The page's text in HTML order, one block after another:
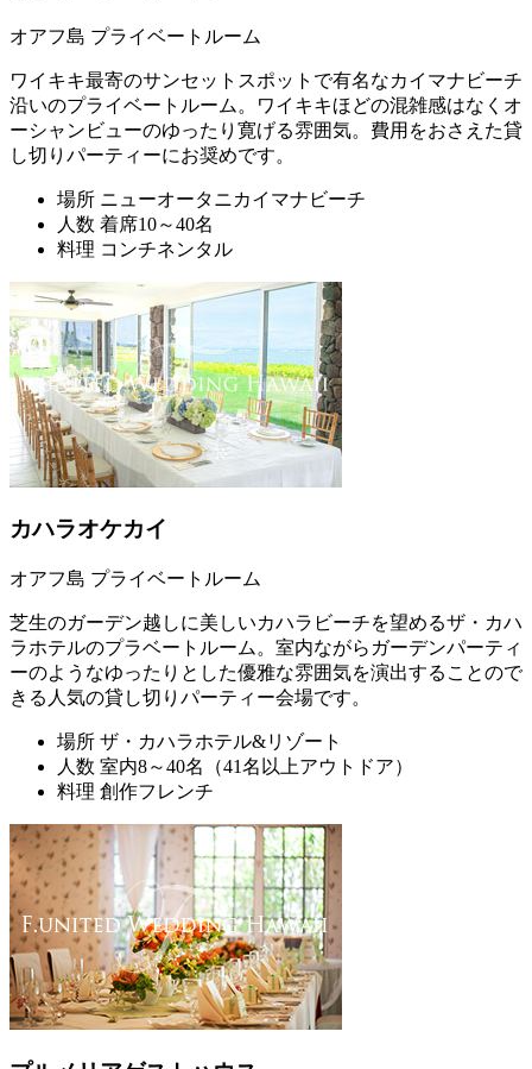
オアフ島 プライベートルーム
ワイキキ最寄のサンセットスポットで有名なカイマナビーチ
沿いのプライベートルーム。ワイキキほどの混雑感はなくオ
ーシャンビューのゆったり寛げる雰囲気。費用をおさえた貸
し切りパーティーにお奨めです。
場所 ニューオータニカイマナビーチ
人数 着席10～40名
料理 コンチネンタル
カハラオケカイ
オアフ島 プライベートルーム
芝生のガーデン越しに美しいカハラビーチを望めるザ・カハ
ラホテルのプラベートルーム。室内ながらガーデンパーティ
ーのようなゆったりとした優雅な雰囲気を演出することので
きる人気の貸し切りパーティー会場です。
場所 ザ・カハラホテル&リゾート
人数 室内8～40名（41名以上アウトドア）
料理 創作フレンチ